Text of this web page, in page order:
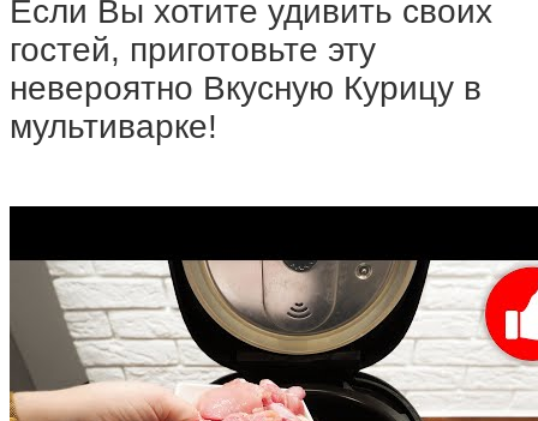
Если Вы хотите удивить своих
гостей, приготовьте эту
невероятно Вкусную Курицу в
мультиварке!